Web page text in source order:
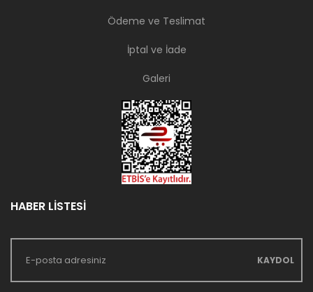
Ödeme ve Teslimat
İptal ve İade
Galeri
HABER LİSTESİ
KAYDOL